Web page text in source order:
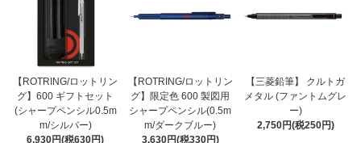
【ROTRING/ロットリン
グ】600 ギフトセット
(シャープペンシル0.5m
m/シルバー)
6,930円(税630円)
【ROTRING/ロットリン
グ】限定色 600 製図用
シャープペンシル(0.5m
m/ダークブルー)
3,630円(税330円)
【三菱鉛筆】 クルトガ
メタル (ファントムグレ
ー)
2,750円(税250円)